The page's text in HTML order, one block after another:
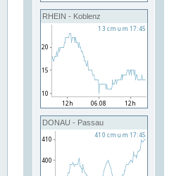
RHEIN - Koblenz
DONAU - Passau